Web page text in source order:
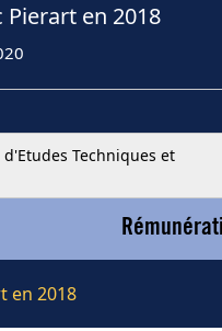
en 2018
Techniques et
en 2018